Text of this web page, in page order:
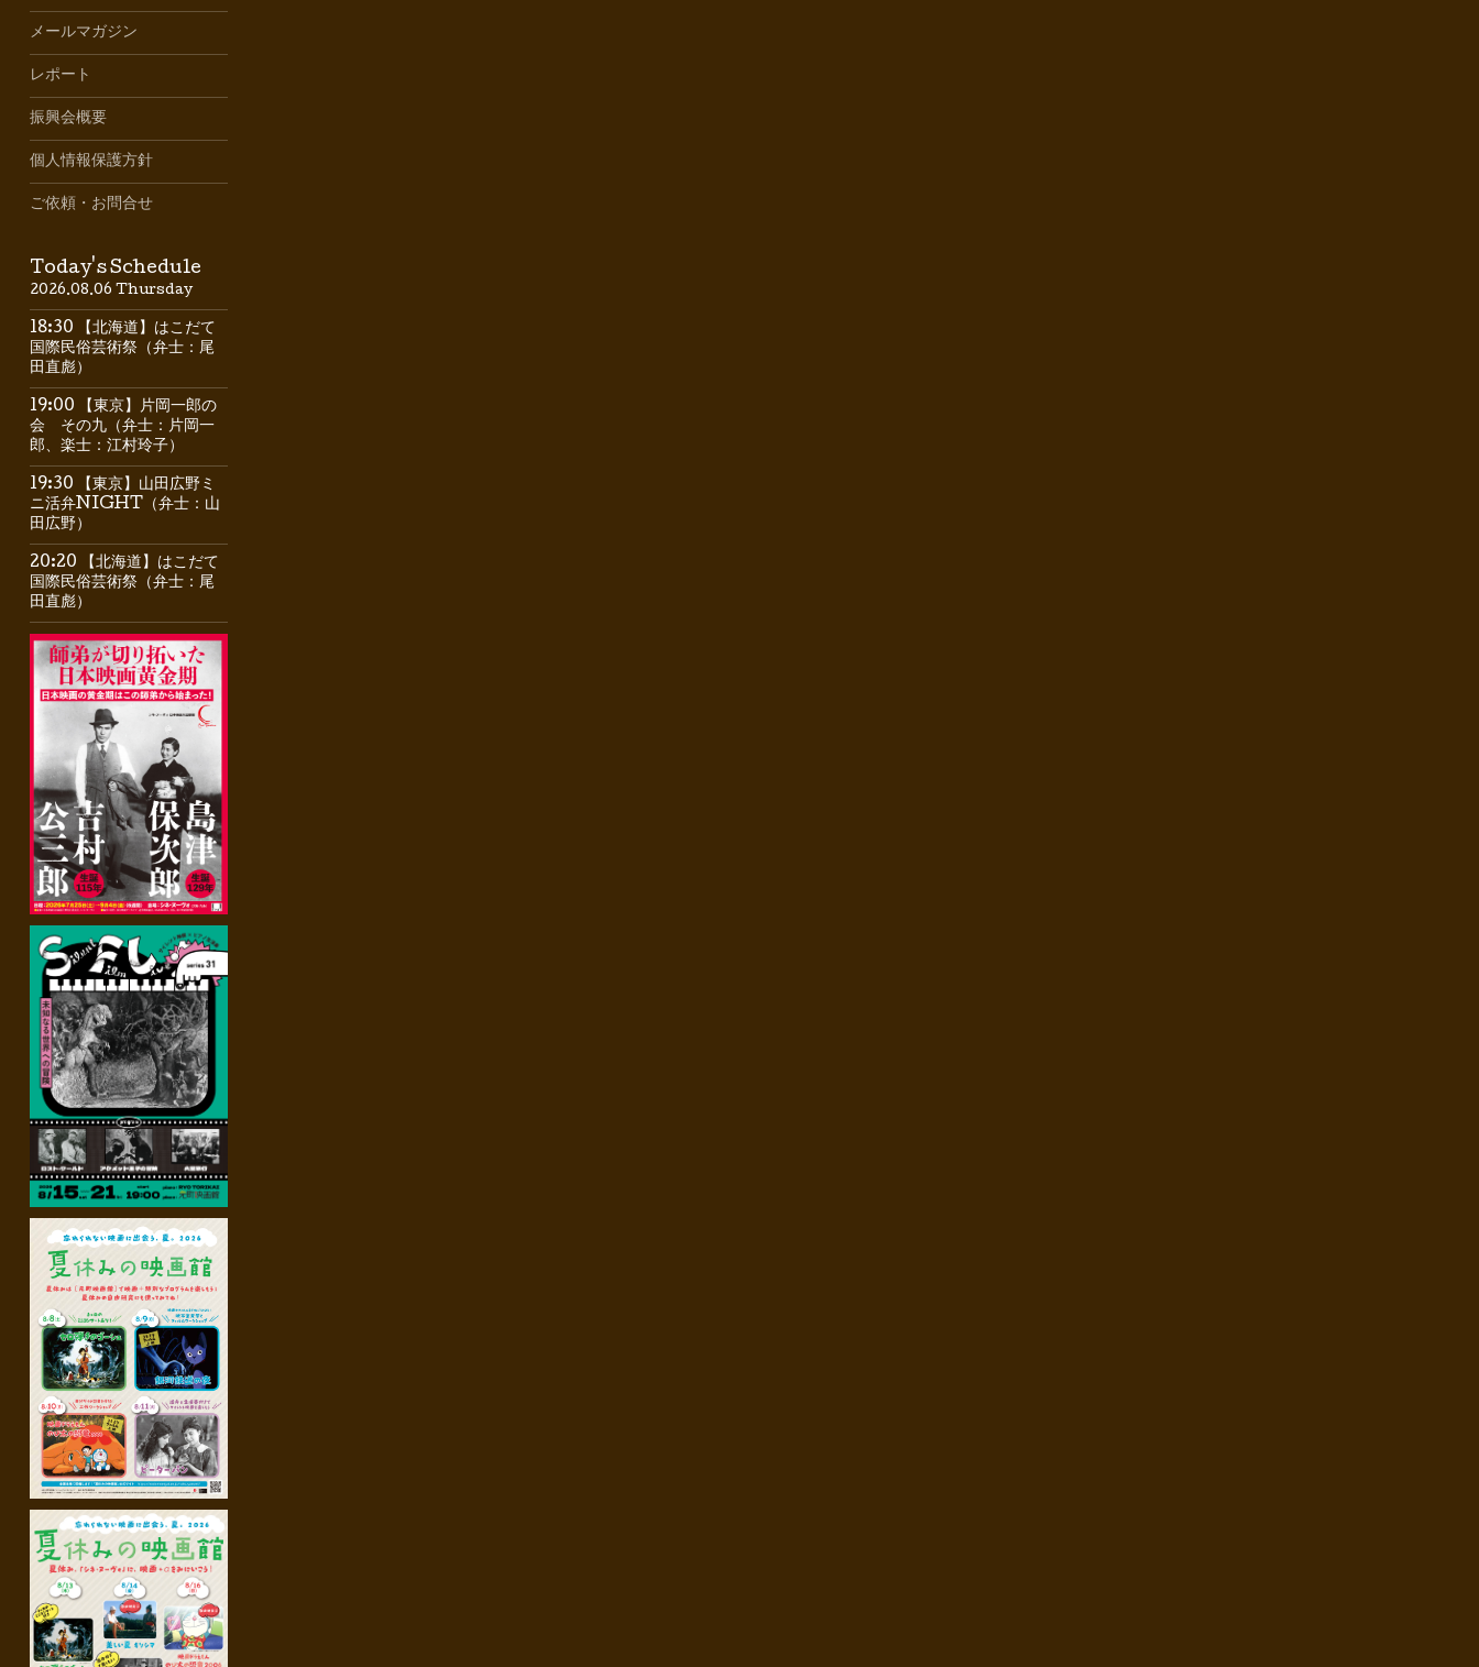
メールマガジン
レポート
振興会概要
個人情報保護方針
ご依頼・お問合せ
Today's Schedule
2026.08.06 Thursday
18:30 【北海道】はこだて
国際民俗芸術祭（弁士：尾
田直彪）
19:00 【東京】片岡一郎の
会 その九（弁士：片岡一
郎、楽士：江村玲子）
19:30 【東京】山田広野ミ
ニ活弁NIGHT（弁士：山
田広野）
20:20 【北海道】はこだて
国際民俗芸術祭（弁士：尾
田直彪）